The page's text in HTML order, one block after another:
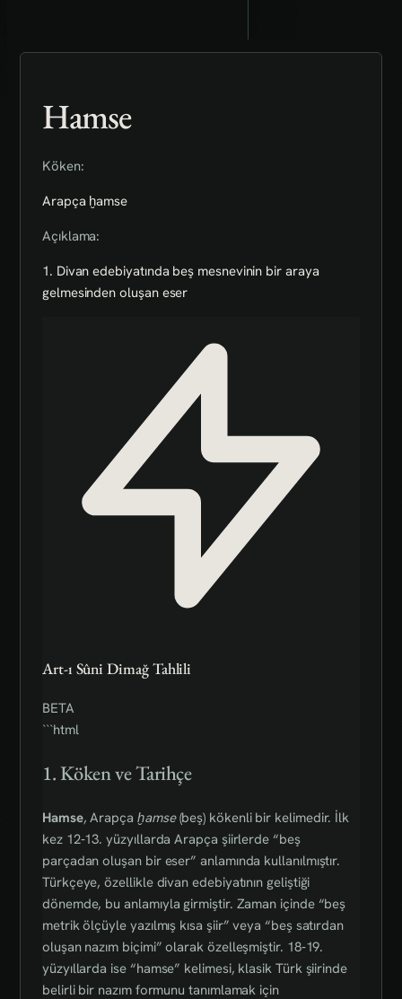
Hamse
Köken:
Arapça ḫamse
Açıklama:
1. Divan edebiyatında beş mesnevinin bir araya
gelmesinden oluşan eser
Art-ı Sûni Dimağ Tahlili
BETA
```html
1. Köken ve Tarihçe
Hamse, Arapça ḫamse(beş) kökenli bir kelimedir. İlk
kez 12‑13. yüzyıllarda Arapça şiirlerde “beş
parçadan oluşan bir eser” anlamında kullanılmıştır.
Türkçeye, özellikle divan edebiyatının geliştiği
dönemde, bu anlamıyla girmiştir. Zaman içinde “beş
metrik ölçüyle yazılmış kısa şiir” veya “beş satırdan
oluşan nazım biçimi” olarak özelleşmiştir. 18‑19.
yüzyıllarda ise “hamse” kelimesi, klasik Türk şiirinde
belirli bir nazım formunu tanımlamak için